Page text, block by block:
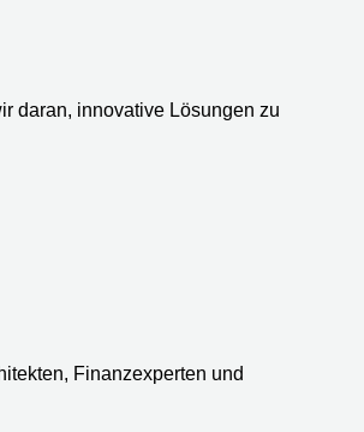
daran, innovative Lösungen zu
Finanzexperten und